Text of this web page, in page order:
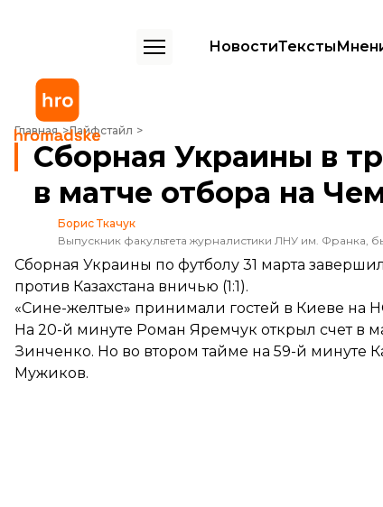
НовостиТексты
Главная Лайфстайл
Сборная Украины в третий раз сыграла вничью в матче отбора
Сборная Украины в
в матче отбора на
Борис Ткачук
Выпускник факультета журналистики ЛНУ им. Франка,
Сборная Украины по футболу 31 марта
против Казахстана вничью (1:1).
«Сине-желтые» принимали гостей в Киеве на
На 20-й минуте Роман Яремчук открыл счет в
Зинченко. Но во втором тайме на 59-й минуте
Мужиков.